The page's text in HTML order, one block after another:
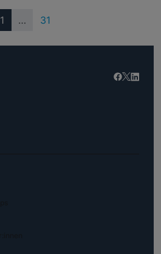
1(current)
… 31